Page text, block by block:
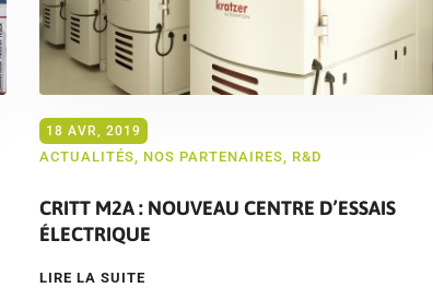
18 AVR, 2019
ACTUALITÉS, NOS PARTENAIRES, R&D
CRITT M2A : NOUVEAU CENTRE D’ESSAIS
ÉLECTRIQUE
LIRE LA SUITE